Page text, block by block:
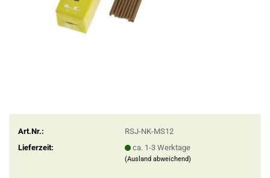
Art.Nr.:
RSJ-NK-MS12
Lieferzeit:
ca. 1-3 Werktage
(Ausland abweichend)